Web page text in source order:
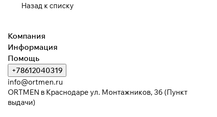
Назад к списку
Компания
Информация
Помощь
+78612040319
info@ortmen.ru
ORTMEN в Краснодаре ул. Монтажников, 3б (Пункт
выдачи)